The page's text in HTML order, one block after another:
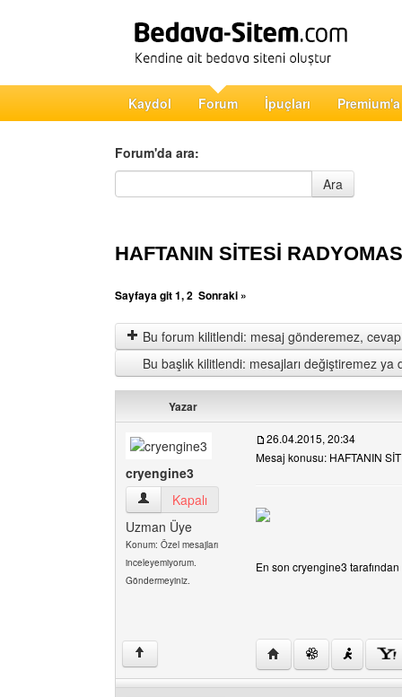
Kaydol Forum İpuçları
Forum'da ara:
Forum'da ara
Ara
HAFTANIN SİTESİ
Sayfaya git1,2 Sonraki »
Bu forum kilitlendi: mesaj gönderemez,
Bu başlık kilitlendi: mesajları değiştiremez ya
Yazar
cryengine3
cryengine3 Kullanıcının profilini görüntüle
Kapalı
Uzman Üye
Konum: Özel mesajları
inceleyemiyorum.
Göndermeyiniz.
26.04.2015, 20:34
Mesaj konusu: HAFTANIN
En son cryengine3
↑ Yazarın web sitesini